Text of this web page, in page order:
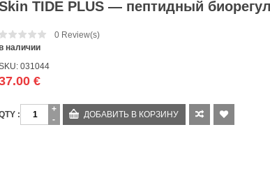
TIDE PLUS — пептидный
0 Review(s)
наличии
031044
€
Количество ДОБАВИТЬ В КОРЗИНУ